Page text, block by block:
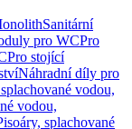
Sanitární
pro WCPro
Pro stojící
Náhradní díly pro
vodou,
vodou,
splachované